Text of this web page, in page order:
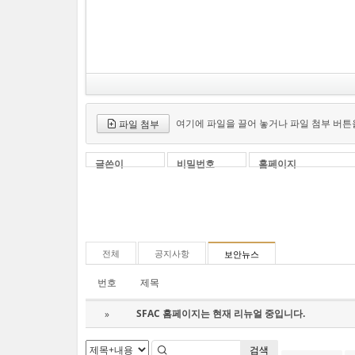
파일 첨부 여기에 파일을 끌어 놓거나 파일 첨부 버
글쓴이 비밀번호 홈페이지
전체 공지사항 보안뉴스
번호 제목
» SFAC 홈페이지는 현재 리뉴얼 중입니다.
검색